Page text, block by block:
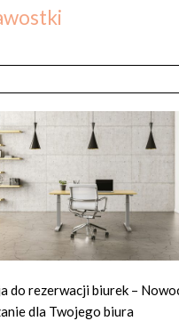
do rezerwacji biurek –
dla Twojego biura